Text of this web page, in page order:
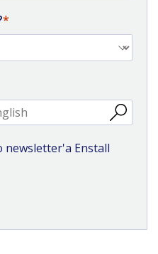
newsletter'a Enstall